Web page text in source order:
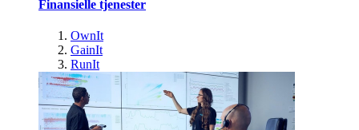
Finansielle tjenester
OwnIt
GainIt
RunIt